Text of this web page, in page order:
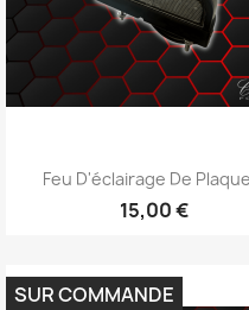
Feu D'éclairage De
15,00 €
SUR COMMANDE